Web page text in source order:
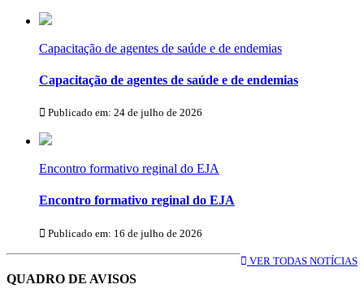
Capacitação de agentes de saúde e de endemias
Capacitação de agentes de saúde e de endemias
Publicado em: 24 de julho de 2026
Encontro formativo reginal do EJA
Encontro formativo reginal do EJA
Publicado em: 16 de julho de 2026
VER TODAS NOTÍCIAS
QUADRO DE AVISOS